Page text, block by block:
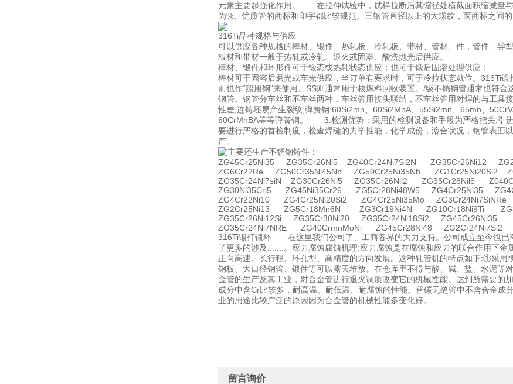
元素主要起强化作用。 在拉伸试验中，试样拉断后其缩径处横截面积缩减量
为%。优质管的商标和印字都比较规范。三钢管直径以上的大螺纹，两商标之间
316Ti品种规格与供应
可以供应各种规格的棒材、锻件、热轧板、冷轧板、带材、管材、件，管件、异型
板材和带材一般于热轧或冷轧、退火或固溶、酸洗抛光后供应。
棒材、锻件和环形件可于锻态或热轧状态供应；也可于锻后固溶处理供应；
棒材可于固溶后磨光或车光供应，当订单有要求时，可于冷拉状态就位。
而也作“船用钢"来使用。SS则通常用于核燃料回收装置。/级不锈钢管通常也符
钢管。钢管分车丝和不车丝两种，车丝管用接头联结，不车丝管用对焊的与工
性差,连铸坯易产生裂纹,弹簧钢:60Si2mn、60Si2MnA、55Si2mn、65mn、
60CrMnBA等等弹簧钢。 3.检测优势：采用的检测设备和手段为严格把关,引
要进行严格的首检制度，检查焊缝的力学性能，化学成份，溶合状况，钢管表面
产。
主要还生产不锈钢铸件：
ZG45Cr25Ni35 ZG35Cr26Ni5 ZG40Cr24Ni7Si2N ZG35Cr26Ni12
ZG6Cr22Re ZG50Cr35Ni45Nb ZG50Cr25Ni35Nb ZG1Cr25Ni20Si2
ZG35Cr24Ni7siN ZG30Cr26Ni5 ZG35Cr26Nil2 ZG35Cr28Nil6
ZG30Ni35Crl5 ZG45Ni35Cr26 ZG5Cr28Ni48W5 ZG4Cr25Ni35
ZG4Cr22Ni10 ZG4Cr25Ni20Si2 ZG4Cr25Ni35Mo
ZG2Cr25Ni13 ZG5Cr18Mn6N ZG3Cr19Ni4N ZG10Cr18Ni9Ti
ZG35Cr26Ni12Si ZG35Cr30Ni20 ZG35Cr24Ni18Si2 ZG45Cr26Ni35
ZG35Cr24Ni7NRE ZG40CrmnMoNi ZG45Cr28Ni48 ZG2Cr24Ni7Si2
316Ti锻打锻环 在这里我们公司了、工商各界的大力支持。公司成立至今也已
了更多的涉及.......。应力腐蚀腐蚀机理:应力腐蚀是在腐蚀和应力的联合作用
正向高速、长行程、环孔型、高精度的方向发展。这种轧管机的特点如下:①采
钢板、大口径钢管、锻件等可以露天堆放。在仓库里不得与酸、碱、盐、水泥
金管的生产及其工业，对合金管进行退火调质改变它的机械性能。达到所需要的
成分中含Cr比较多，耐高温、耐低温、耐腐蚀的性能。普碳无缝管中不含合金
业的用途比较广泛的原因因为合金管的机械性能多变化好。
留言询价